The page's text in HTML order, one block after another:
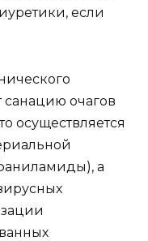
если
санацию очагов
осуществляется
а